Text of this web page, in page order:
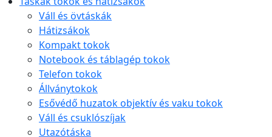
Váll és övtáskák
Hátizsákok
Kompakt tokok
Notebook és táblagép tokok
Telefon tokok
Állványtokok
Esővédő huzatok objektív és vaku tokok
Váll és csuklószíjak
Utazótáska